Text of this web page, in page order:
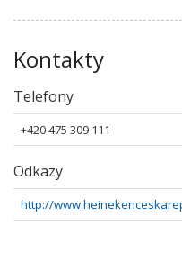
Kontakty
Telefony
+420 475 309 111
Odkazy
http://